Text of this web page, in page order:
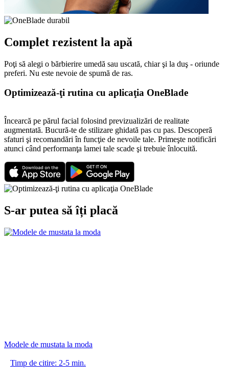
Complet rezistent la apă
Poţi să alegi o bărbierire umedă sau uscată, chiar şi la duş - oriunde
preferi. Nu este nevoie de spumă de ras.
Optimizează-ţi rutina cu aplicaţia OneBlade
Încearcă pe părul facial folosind previzualizări de realitate
augmentată. Bucură-te de stilizare ghidată pas cu pas. Descoperă
sfaturi şi recomandări în funcţie de nevoile tale. Primeşte notificări
atunci când performanţa lamei tale scade şi trebuie înlocuită.
S-ar putea să îți placă
Modele de mustata la moda
Timp de citire: 2-5 min.